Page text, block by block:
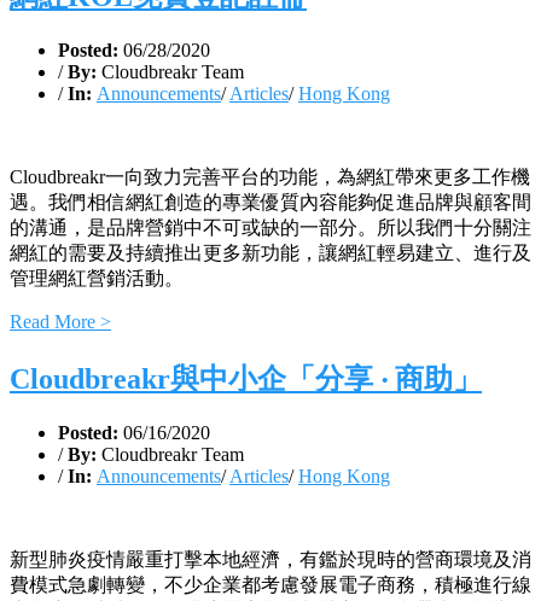
Posted: 06/28/2020
/ By: Cloudbreakr Team
/ In: Announcements/Articles/Hong Kong
Cloudbreakr一向致力完善平台的功能，為網紅帶來更多工作機
遇。我們相信網紅創造的專業優質內容能夠促進品牌與顧客間
的溝通，是品牌營銷中不可或缺的一部分。所以我們十分關注
網紅的需要及持續推出更多新功能，讓網紅輕易建立、進行及
管理網紅營銷活動。
Read More >
Cloudbreakr與中小企「分享 ‧ 商助」
Posted: 06/16/2020
/ By: Cloudbreakr Team
/ In: Announcements/Articles/Hong Kong
新型肺炎疫情嚴重打擊本地經濟，有鑑於現時的營商環境及消
費模式急劇轉變，不少企業都考慮發展電子商務，積極進行線